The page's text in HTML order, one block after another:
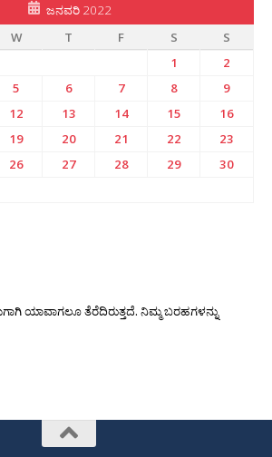
ಜನವರಿ 2022
W T F S
S
1
2
5 6 7 8
9
12 13 14 15
16
19 20 21 22
23
26 27 28 29
30
ಯಾವಾಗಲೂ ತೆರೆದಿರುತ್ತದೆ. ನಿಮ್ಮ ಬರಹಗಳನ್ನು